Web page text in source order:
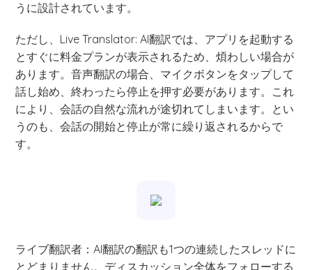
うに設計されています。
ただし、Live Translator: AI翻訳では、アプリを起動する
とすぐに料金プランが表示されるため、煩わしい場合が
あります。音声翻訳の場合、マイクボタンをタップして
話し始め、終わったら停止を押す必要があります。これ
により、会話の自然な流れが途切れてしまいます。とい
うのも、会話の開始と停止が常に繰り返されるからで
す。
ライブ翻訳者：AI翻訳の翻訳も1つの連続したスレッドに
とどまりません。ディスカッション全体をフォローする